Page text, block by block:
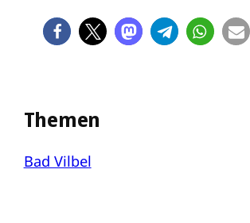
Themen
Bad Vilbel